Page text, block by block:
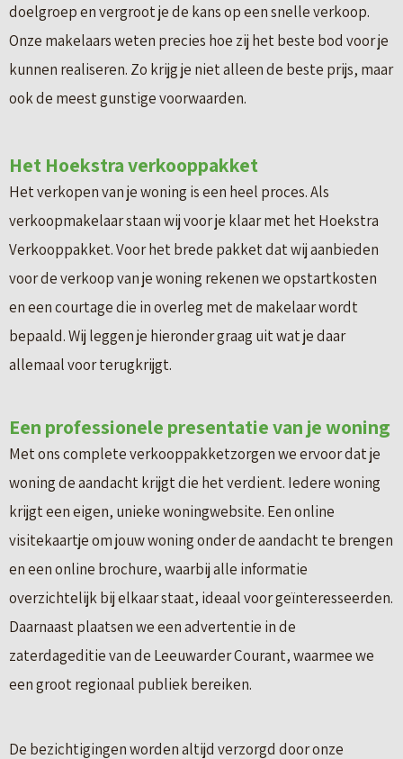
doelgroep en vergroot je de kans op een snelle verkoop.
Onze makelaars weten precies hoe zij het beste bod voor je
kunnen realiseren. Zo krijg je niet alleen de beste prijs, maar
ook de meest gunstige voorwaarden.
Het Hoekstra verkooppakket
Het verkopen van je woning is een heel proces. Als
verkoopmakelaar staan wij voor je klaar met het Hoekstra
Verkooppakket. Voor het brede pakket dat wij aanbieden
voor de verkoop van je woning rekenen we opstartkosten
en een courtage die in overleg met de makelaar wordt
bepaald. Wij leggen je hieronder graag uit wat je daar
allemaal voor terugkrijgt.
Een professionele presentatie van je woning
Met ons complete verkooppakketzorgen we ervoor dat je
woning de aandacht krijgt die het verdient. Iedere woning
krijgt een eigen, unieke woningwebsite. Een online
visitekaartje om jouw woning onder de aandacht te brengen
en een online brochure, waarbij alle informatie
overzichtelijk bij elkaar staat, ideaal voor geïnteresseerden.
Daarnaast plaatsen we een advertentie in de
zaterdageditie van de Leeuwarder Courant, waarmee we
een groot regionaal publiek bereiken.
De bezichtigingen worden altijd verzorgd door onze